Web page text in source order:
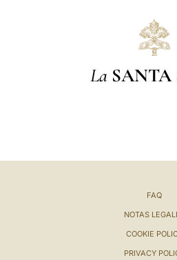
La SANTA
FAQ
NOTAS
COOKIE
PRIVACY